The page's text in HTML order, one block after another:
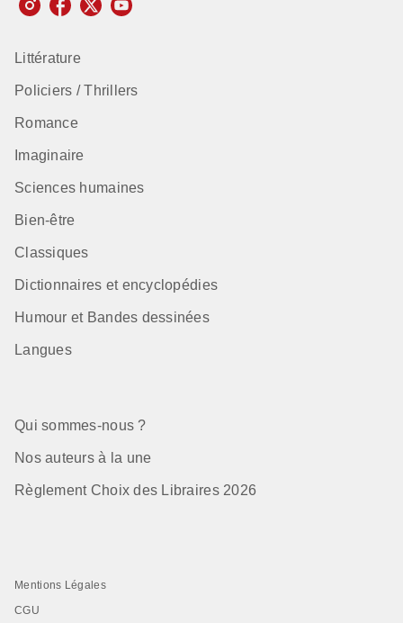
Littérature
Policiers / Thrillers
Romance
Imaginaire
Sciences humaines
Bien-être
Classiques
Dictionnaires et encyclopédies
Humour et Bandes dessinées
Langues
Qui sommes-nous ?
Nos auteurs à la une
Règlement Choix des Libraires 2026
Mentions Légales
CGU